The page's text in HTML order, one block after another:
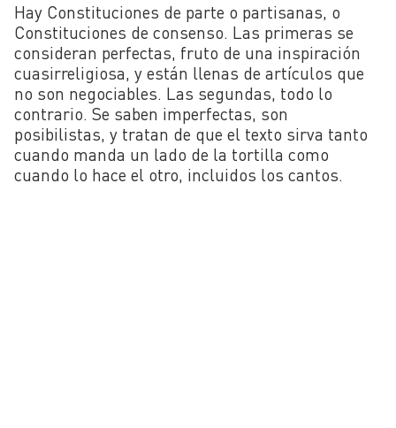
Hay Constituciones de parte o partisanas, o
Constituciones de consenso. Las primeras se
consideran perfectas, fruto de una inspiración
cuasirreligiosa, y están llenas de artículos que
no son negociables. Las segundas, todo lo
contrario. Se saben imperfectas, son
posibilistas, y tratan de que el texto sirva tanto
cuando manda un lado de la tortilla como
cuando lo hace el otro, incluidos los cantos.